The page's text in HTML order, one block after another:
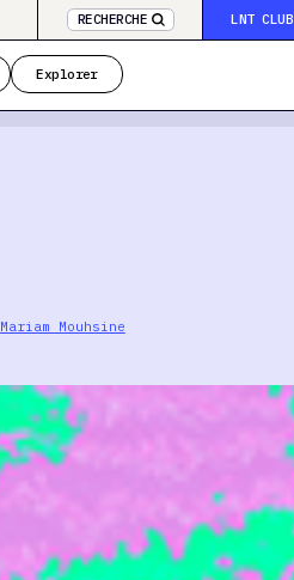
RECHERCHE LNT CLUB
Explorer
Mariam Mouhsine